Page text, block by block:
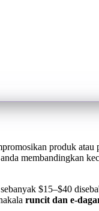
produk
membandingkan
$15–$40
runcit dan e-